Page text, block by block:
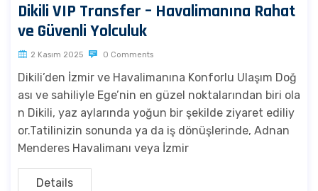
Dikili VIP Transfer – Havalimanına Rahat
ve Güvenli Yolculuk
2 Kasım 2025 0 Comments
Dikili’den İzmir ve Havalimanına Konforlu Ulaşım Doğ
ası ve sahiliyle Ege’nin en güzel noktalarından biri ola
n Dikili, yaz aylarında yoğun bir şekilde ziyaret ediliy
or.Tatilinizin sonunda ya da iş dönüşlerinde, Adnan
Menderes Havalimanı veya İzmir
Details